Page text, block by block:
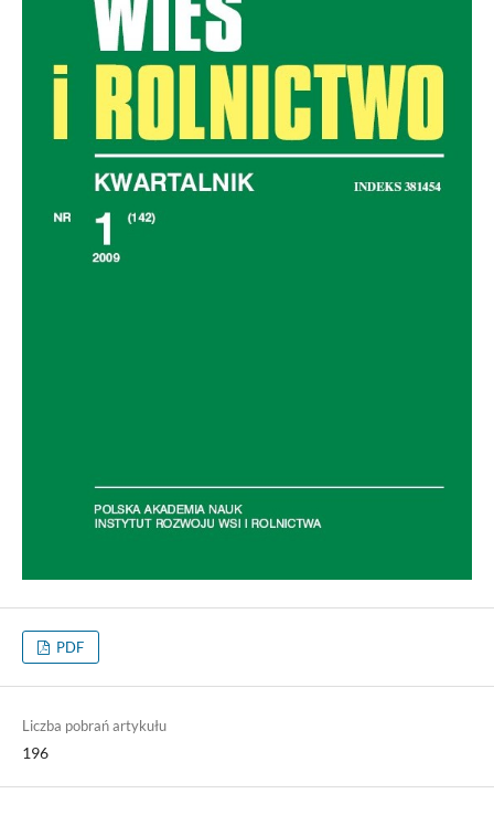
PDF
Liczba pobrań artykułu
196